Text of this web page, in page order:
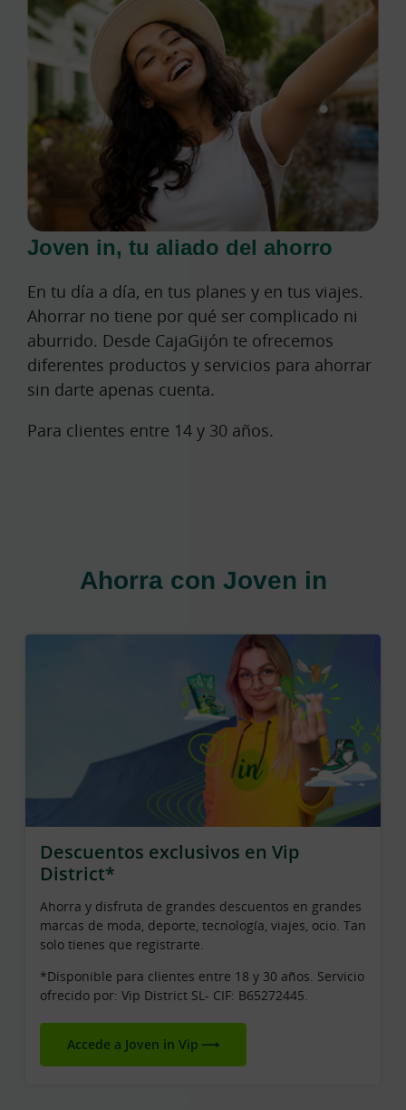
Joven in, tu aliado del ahorro
En tu día a día, en tus planes y en tus viajes.
Ahorrar no tiene por qué ser complicado ni
aburrido. Desde CajaGijón te ofrecemos
diferentes productos y servicios para ahorrar
sin darte apenas cuenta.
Para clientes entre 14 y 30 años.
Ahorra con Joven in
Descuentos exclusivos en Vip
District*
Ahorra y disfruta de grandes descuentos en grandes
marcas de moda, deporte, tecnología, viajes, ocio. Tan
solo tienes que registrarte.
*Disponible para clientes entre 18 y 30 años. Servicio
ofrecido por: Vip District SL- CIF: B65272445.
Accede a Joven in Vip